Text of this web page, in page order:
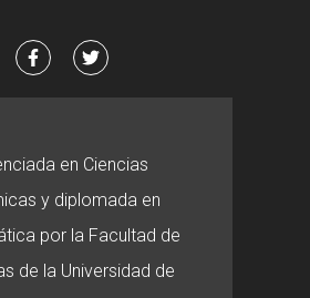
en Ciencias
y diplomada en
por la Facultad de
de la Universidad de